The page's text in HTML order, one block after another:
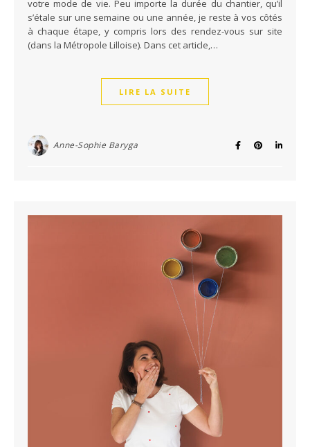
votre mode de vie. Peu importe la durée du chantier, qu’il
s’étale sur une semaine ou une année, je reste à vos côtés
à chaque étape, y compris lors des rendez-vous sur site
(dans la Métropole Lilloise). Dans cet article,…
LIRE LA SUITE
Anne-Sophie Baryga